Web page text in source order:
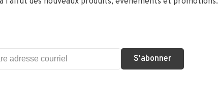
- Hommes -
S'abonner